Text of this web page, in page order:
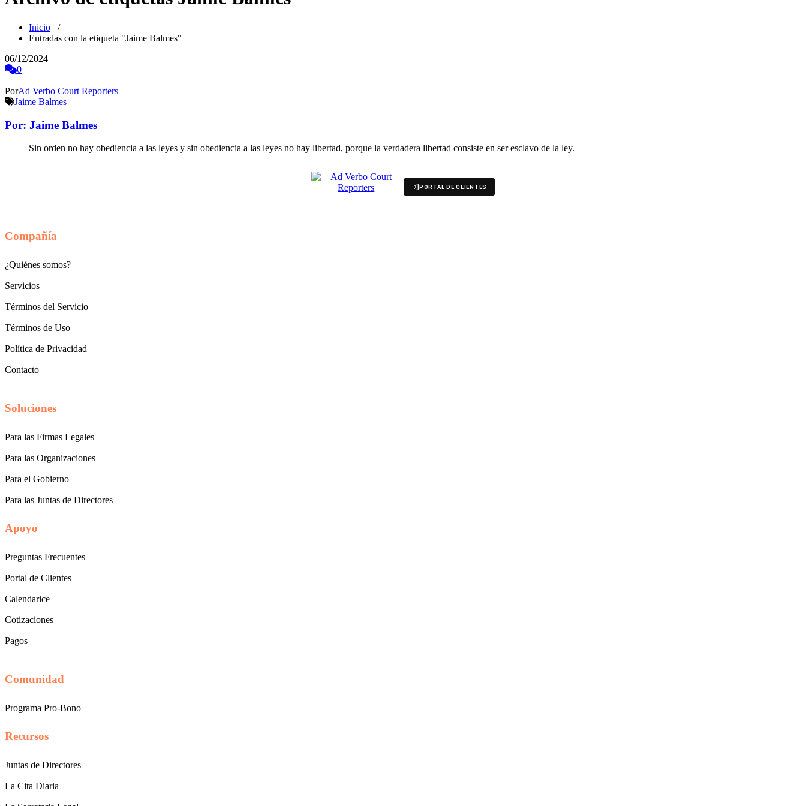
Inicio /
Entradas con la etiqueta "Jaime Balmes"
06/12/2024
0
PorAd Verbo Court Reporters
Jaime Balmes
Por: Jaime Balmes
Sin orden no hay obediencia a las leyes y sin obediencia a las leyes no hay libertad, porque la verdadera libertad consiste en ser esclavo de la ley.
PORTAL DE CLIENTES
Compañía
¿Quiénes somos?
Servicios
Términos del Servicio
Términos de Uso
Política de Privacidad
Contacto
Soluciones
Para las Firmas Legales
Para las Organizaciones
Para el Gobierno
Para las Juntas de Directores
Apoyo
Preguntas Frecuentes
Portal de Clientes
Calendarice
Cotizaciones
Pagos
Comunidad
Programa Pro-Bono
Recursos
Juntas de Directores
La Cita Diaria